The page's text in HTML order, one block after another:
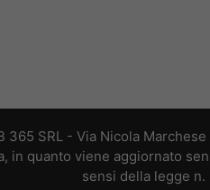
SRL - Via Nicola
in quanto viene aggiornato
sensi della legge n.